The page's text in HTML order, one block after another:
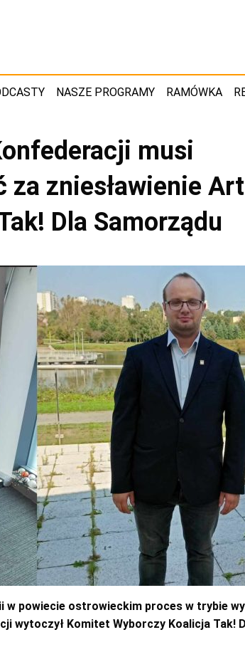
NASZE PROGRAMY RAMÓWKA
musi
zniesławienie
Dla Samorządu
w powiecie ostrowieckim proces w trybie
wytoczył Komitet Wyborczy Koalicja Tak!